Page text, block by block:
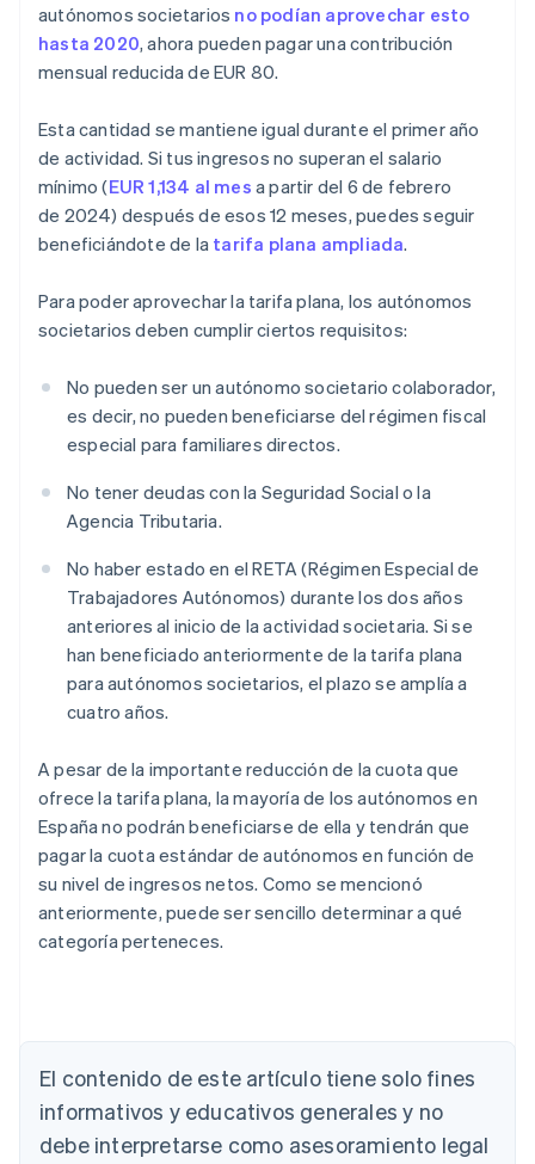
autónomos societarios no podían aprovechar esto
hasta 2020, ahora pueden pagar una contribución
mensual reducida de EUR 80.
Esta cantidad se mantiene igual durante el primer año
de actividad. Si tus ingresos no superan el salario
mínimo (EUR 1,134 al mes a partir del 6 de febrero
de 2024) después de esos 12 meses, puedes seguir
beneficiándote de la tarifa plana ampliada.
Para poder aprovechar la tarifa plana, los autónomos
societarios deben cumplir ciertos requisitos:
No pueden ser un autónomo societario colaborador,
es decir, no pueden beneficiarse del régimen fiscal
especial para familiares directos.
No tener deudas con la Seguridad Social o la
Agencia Tributaria.
No haber estado en el RETA (Régimen Especial de
Trabajadores Autónomos) durante los dos años
anteriores al inicio de la actividad societaria. Si se
han beneficiado anteriormente de la tarifa plana
para autónomos societarios, el plazo se amplía a
cuatro años.
A pesar de la importante reducción de la cuota que
ofrece la tarifa plana, la mayoría de los autónomos en
España no podrán beneficiarse de ella y tendrán que
pagar la cuota estándar de autónomos en función de
su nivel de ingresos netos. Como se mencionó
anteriormente, puede ser sencillo determinar a qué
categoría perteneces.
El contenido de este artículo tiene solo fines
informativos y educativos generales y no
debe interpretarse como asesoramiento legal
Alemania
Deutsch
Australia
English